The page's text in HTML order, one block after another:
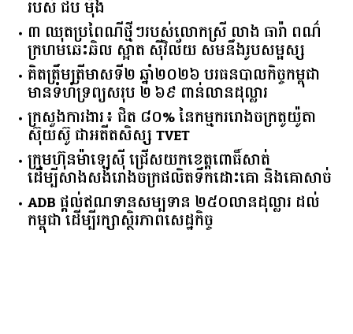
របស់ ជីប ម៉ុង
៣ ឈុតប្រពៃណីថ្មីៗរបស់លោកស្រី លាង ធារ៉ា ពណ៌
ក្រហមឆេះឆិល ស្អាត ​ស៊ីវិល័យ សមនឹងរូបសម្ផស្ស
គិត​ត្រឹមត្រីមាស​ទី​២​ ​ឆ្នាំ​២០២៦​ បរធន​បាលកិច្ច​កម្ពុជា​ ​
មាន​ទំហំ​ទ្រព្យ​សរុប​ ​២.៦៩​ ​ពាន់លាន​ដុល្លារ​
ក្រសួង​ការងារ​៖ ​ជិត​ ​៨០​% ​នៃ​កម្មករ​រោងចក្រ​តូយ៉ូតា ​
ស៊ុយ​ស៊ូ ​ជា​អតីត​សិស្ស​ ​TVET​
ក្រុមហ៊ុន​ម៉ាឡេស៊ី ជ្រើសយកខេត្ដពោធិ៍សាត់
ដើម្បីសាងសង់រោងចក្រផលិតទឹកដោះគោ និងគោសាច់
ADB ផ្តល់ឥណទានសម្បទាន ២៥០លានដុល្លារ ដល់
កម្ពុជា ដើម្បីរក្សាស្ថិរភាពសេដ្ឋកិច្ច